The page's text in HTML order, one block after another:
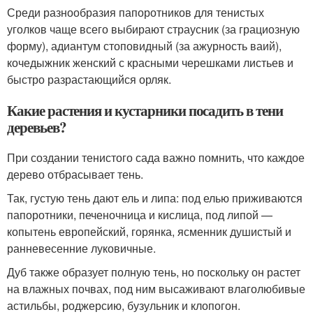
Среди разнообразия папоротников для тенистых
уголков чаще всего выбирают страусник (за грациозную
форму), адиантум стоповидный (за ажурность ваий),
кочедыжник женский с красными черешками листьев и
быстро разрастающийся орляк.
Какие растения и кустарники посадить в тени
деревьев?
При создании тенистого сада важно помнить, что каждое
дерево отбрасывает тень.
Так, густую тень дают ель и липа: под елью приживаются
папоротники, печеночница и кислица, под липой —
копытень европейский, горянка, ясменник душистый и
ранневесенние луковичные.
Дуб также образует полную тень, но поскольку он растет
на влажных почвах, под ним высаживают влаголюбивые
астильбы, роджерсию, бузульник и клопогон.